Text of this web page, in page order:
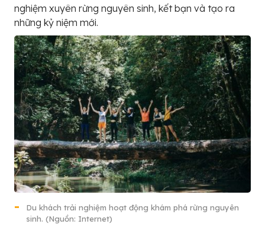
nghiệm xuyên rừng nguyên sinh, kết bạn và tạo ra
những kỷ niệm mới.
Du khách trải nghiệm hoạt động khám phá rừng nguyên
sinh. (Nguồn: Internet)